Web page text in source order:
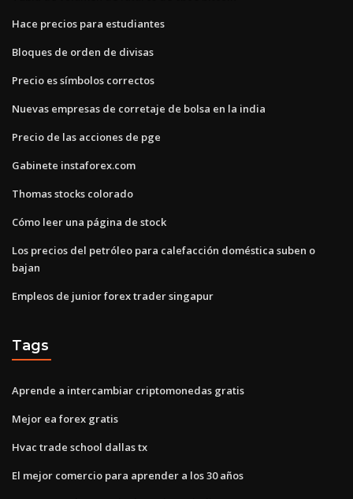
Hace precios para estudiantes
Bloques de orden de divisas
Precio es símbolos correctos
Nuevas empresas de corretaje de bolsa en la india
Precio de las acciones de pge
Gabinete instaforex.com
Thomas stocks colorado
Cómo leer una página de stock
Los precios del petróleo para calefacción doméstica suben o
bajan
Empleos de junior forex trader singapur
Tags
Aprende a intercambiar criptomonedas gratis
Mejor ea forex gratis
Hvac trade school dallas tx
El mejor comercio para aprender a los 30 años